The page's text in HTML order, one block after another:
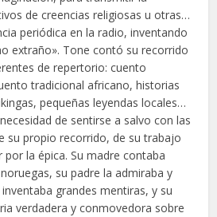
de creencias religiosas u otras…
periódica en la radio, inventando
extraño». Tone contó su recorrido
de repertorio: cuento
tradicional africano, historias
pequeñas leyendas locales…
de sentirse a salvo con las
su propio recorrido, de su trabajo
la épica. Su madre contaba
su padre la admiraba y
grandes mentiras, y su
verdadera y conmovedora sobre